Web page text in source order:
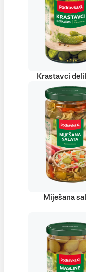
Krastavci
Miješana